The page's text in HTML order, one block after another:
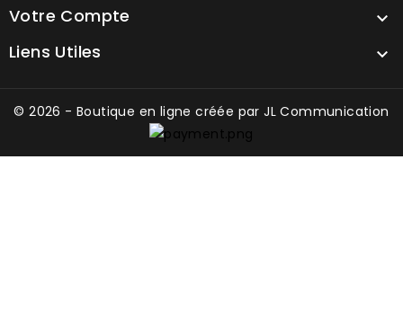
Votre Compte 
Liens Utiles 
© 2026 - Boutique en ligne créée par JL Communication